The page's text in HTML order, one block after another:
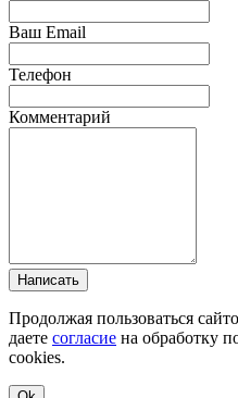
Ваш Email
Телефон
Комментарий
Написать
Продолжая пользоваться
даете согласие на обработку
cookies.